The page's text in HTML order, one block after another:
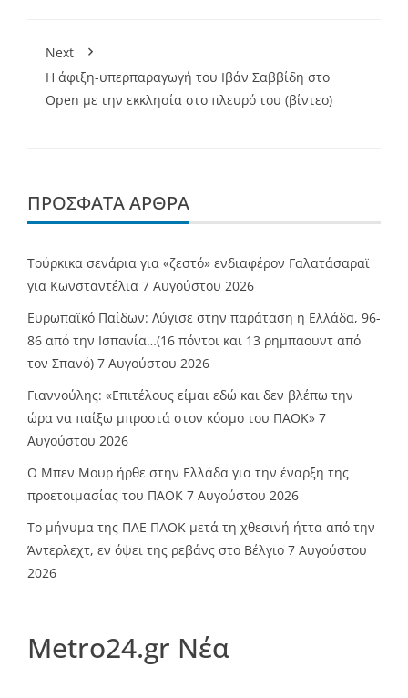
Next
H άφιξη-υπερπαραγωγή του Ιβάν Σαββίδη στο
Open με την εκκλησία στο πλευρό του (βίντεο)
ΠΡΌΣΦΑΤΑ ΆΡΘΡΑ
Τούρκικα σενάρια για «ζεστό» ενδιαφέρον Γαλατάσαραϊ
για Κωνσταντέλια 7 Αυγούστου 2026
Ευρωπαϊκό Παίδων: Λύγισε στην παράταση η Ελλάδα, 96-
86 από την Ισπανία…(16 πόντοι και 13 ρημπαουντ από
τον Σπανό) 7 Αυγούστου 2026
Γιαννούλης: «Επιτέλους είμαι εδώ και δεν βλέπω την
ώρα να παίξω μπροστά στον κόσμο του ΠΑΟΚ» 7
Αυγούστου 2026
O Mπεν Μουρ ήρθε στην Ελλάδα για την έναρξη της
προετοιμασίας του ΠΑΟΚ 7 Αυγούστου 2026
Το μήνυμα της ΠΑΕ ΠΑΟΚ μετά τη χθεσινή ήττα από την
Άντερλεχτ, εν όψει της ρεβάνς στο Βέλγιο 7 Αυγούστου
2026
Metro24.gr Νέα